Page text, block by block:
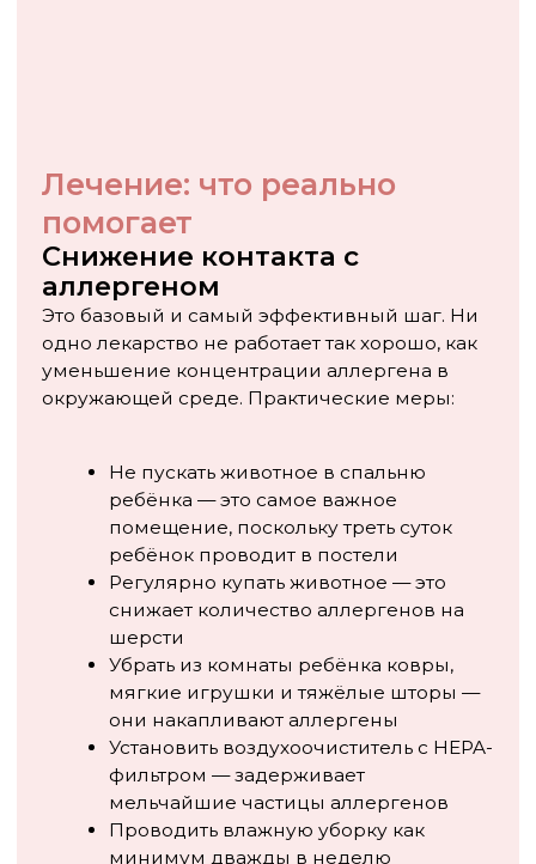
бронхиальную астму. Метод применяется у
детей с 5 лет при подтверждённой аллергии
и недостаточном эффекте от препаратов.
Назначает и контролирует его только
аллерголог.
Свяжитесь с нами по телефону
Я согласен с условиями Политики
обработки персональных данныхи
Согласие на обработку моих
персональных данных
Заказать обратный звонок
+7 (495) 088-12-68
Нужно ли отдавать животное
Это самый болезненный вопрос для семьи.
Однозначного ответа нет — решение